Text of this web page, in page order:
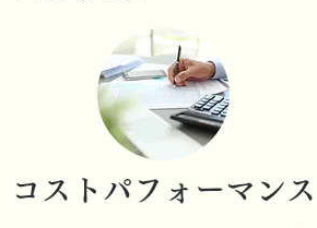
コストパフォーマンス